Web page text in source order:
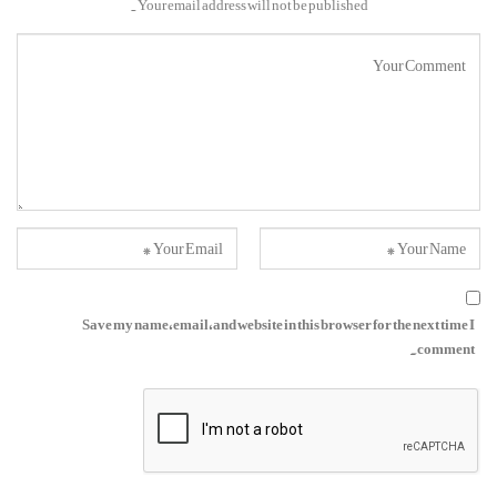
Save my name, email, and website in this browser for the next time I
comment.